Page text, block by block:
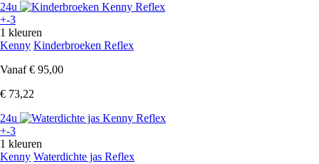
24u
+-3
1 kleuren
Kenny Kinderbroeken Reflex
Vanaf € 95,00
€ 73,22
24u
+-3
1 kleuren
Kenny Waterdichte jas Reflex